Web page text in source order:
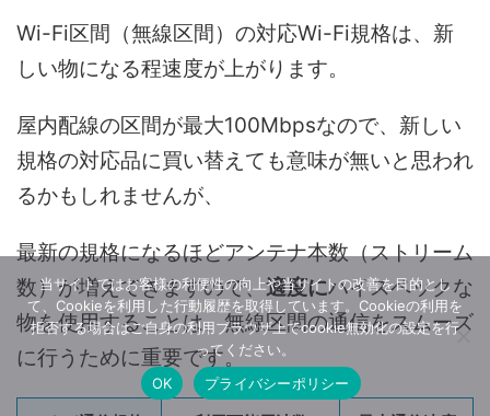
Wi-Fi区間（無線区間）の対応Wi-Fi規格は、新
しい物になる程速度が上がります。
屋内配線の区間が最大100Mbpsなので、新しい
規格の対応品に買い替えても意味が無いと思われ
るかもしれませんが、
最新の規格になるほどアンテナ本数（ストリーム
数）が増えてきますので、適度にハイスペックな
物を使用することは、無線区間の通信をスムーズ
に行うために重要です。
当サイトではお客様の利便性の向上や当サイトの改善を目的とし
て、Cookieを利用した行動履歴を取得しています。Cookieの利用を
拒否する場合はご自身の利用ブラウザ上でcookie無効化の設定を行
ってください。
OK
プライバシーポリシー